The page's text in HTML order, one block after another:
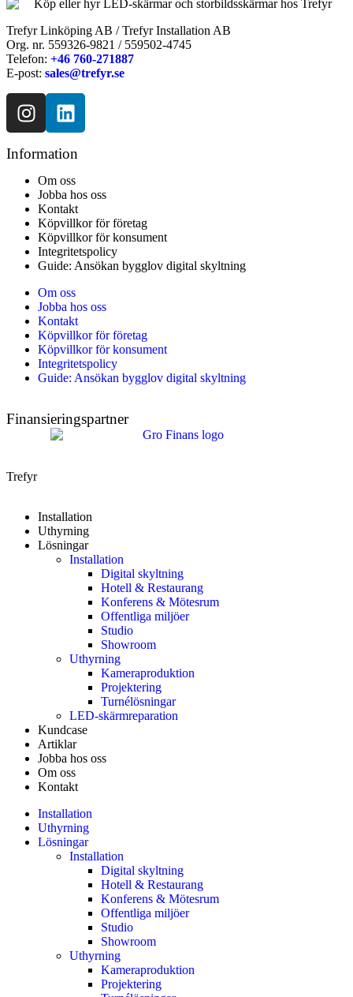
Trefyr Linköping AB / Trefyr Installation AB
Org. nr. 559326-9821 / 559502-4745
Telefon: +46 760-271887
E-post: sales@trefyr.se
Information
Om oss
Jobba hos oss
Kontakt
Köpvillkor för företag
Köpvillkor för konsument
Integritetspolicy
Guide: Ansökan bygglov digital skyltning
Om oss
Jobba hos oss
Kontakt
Köpvillkor för företag
Köpvillkor för konsument
Integritetspolicy
Guide: Ansökan bygglov digital skyltning
Finansieringspartner
Trefyr
Installation
Uthyrning
Lösningar
Installation
Digital skyltning
Hotell & Restaurang
Konferens & Mötesrum
Offentliga miljöer
Studio
Showroom
Uthyrning
Kameraproduktion
Projektering
Turnélösningar
LED-skärmreparation
Kundcase
Artiklar
Jobba hos oss
Om oss
Kontakt
Installation
Uthyrning
Lösningar
Installation
Digital skyltning
Hotell & Restaurang
Konferens & Mötesrum
Offentliga miljöer
Studio
Showroom
Uthyrning
Kameraproduktion
Projektering